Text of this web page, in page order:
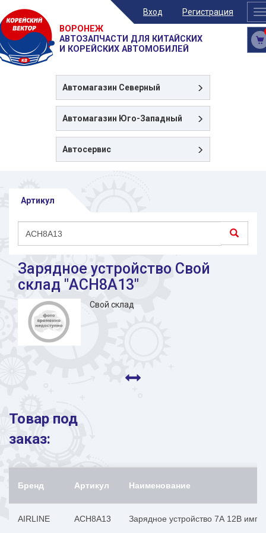
Вход Регистрация
ВОРОНЕЖ
АВТОЗАПЧАСТИ ДЛЯ КИТАЙСКИХ
И КОРЕЙСКИХ АВТОМОБИЛЕЙ
Автомагазин Северный
Автомагазин Юго-Западный
Автосервис
Артикул
Зарядное устройство Свой
склад "ACH8A13"
Свой склад
Товар под
заказ:
Бренд Артикул Наименование
AIRLINE ACH8A13 Зарядное устройство 7А 12В